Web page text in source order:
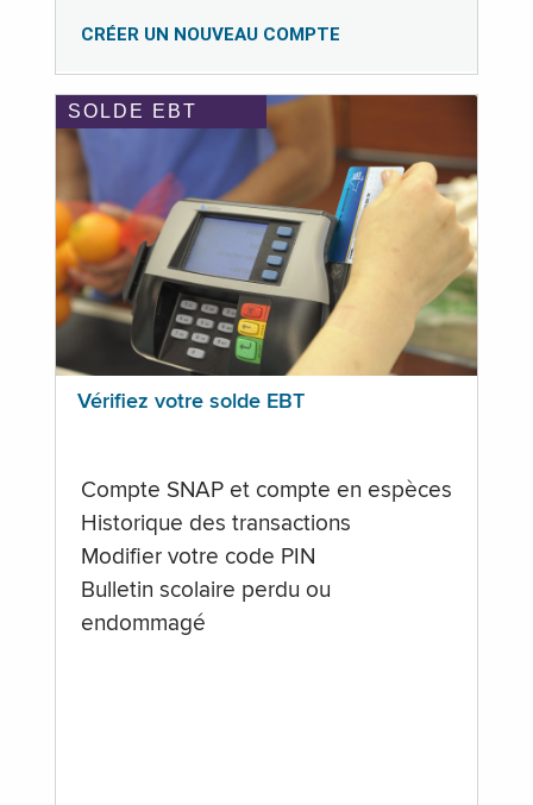
CRÉER UN NOUVEAU COMPTE
SOLDE EBT
Vérifiez votre solde EBT
Compte SNAP et compte en espèces
Historique des transactions
Modifier votre code PIN
Bulletin scolaire perdu ou
endommagé